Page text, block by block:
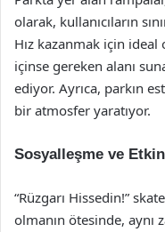
olarak, kullanıcıların
Hız kazanmak için
içinse gereken alanı
ediyor. Ayrıca, parkın
bir atmosfer yaratıyor.
Sosyalleşme ve
“Rüzgarı Hissedin!”
olmanın ötesinde, aynı